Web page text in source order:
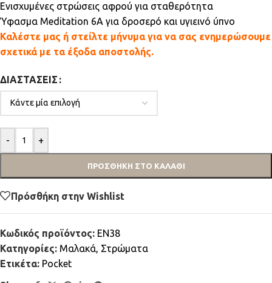
Ενισχυμένες στρώσεις αφρού για σταθερότητα
Ύφασμα Meditation 6A για δροσερό και υγιεινό ύπνο
Καλέστε μας ή στείλτε μήνυμα για να σας ενημερώσουμε
σχετικά με τα έξοδα αποστολής.
ΔΙΑΣΤΆΣΕΙΣ
- +
ΠΡΟΣΘΉΚΗ ΣΤΟ ΚΑΛΆΘΙ
Πρόσθήκη στην Wishlist
Κωδικός προϊόντος: EN38
Κατηγορίες: Μαλακά, Στρώματα
Ετικέτα: Pocket